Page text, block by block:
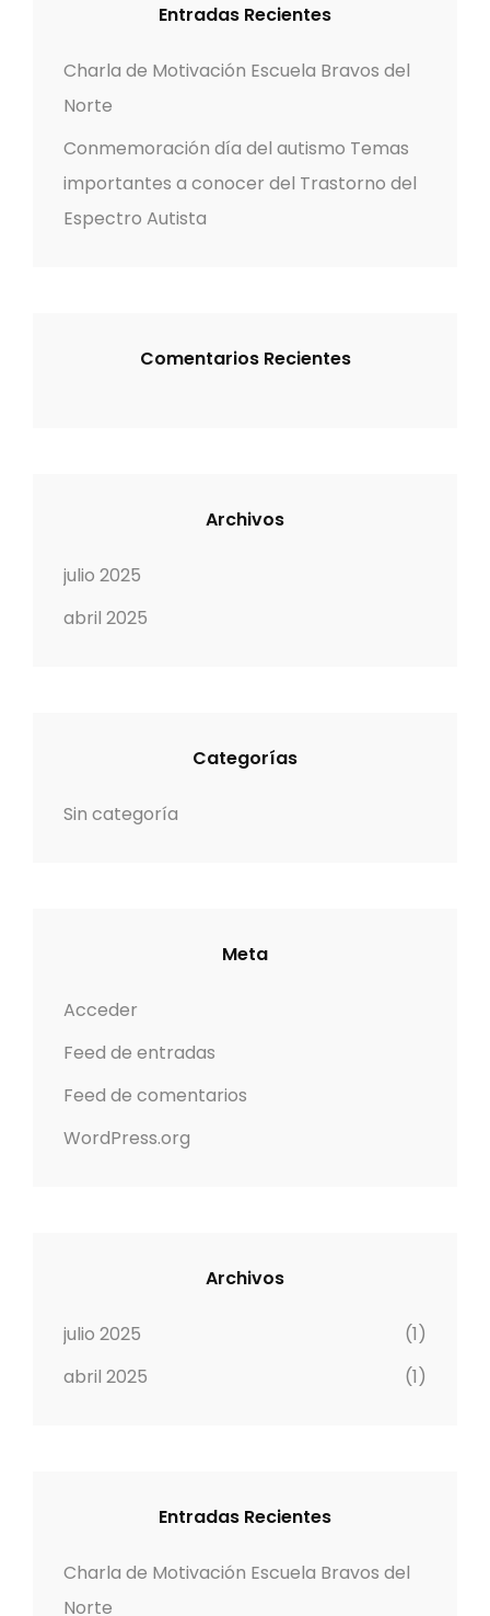
o
r
Entradas Recientes
Charla de Motivación Escuela Bravos del
Norte
Conmemoración día del autismo Temas
importantes a conocer del Trastorno del
Espectro Autista
Comentarios Recientes
Archivos
julio 2025
abril 2025
Categorías
Sin categoría
Meta
Acceder
Feed de entradas
Feed de comentarios
WordPress.org
Archivos
julio 2025
(1)
abril 2025
(1)
Entradas Recientes
Charla de Motivación Escuela Bravos del
Norte